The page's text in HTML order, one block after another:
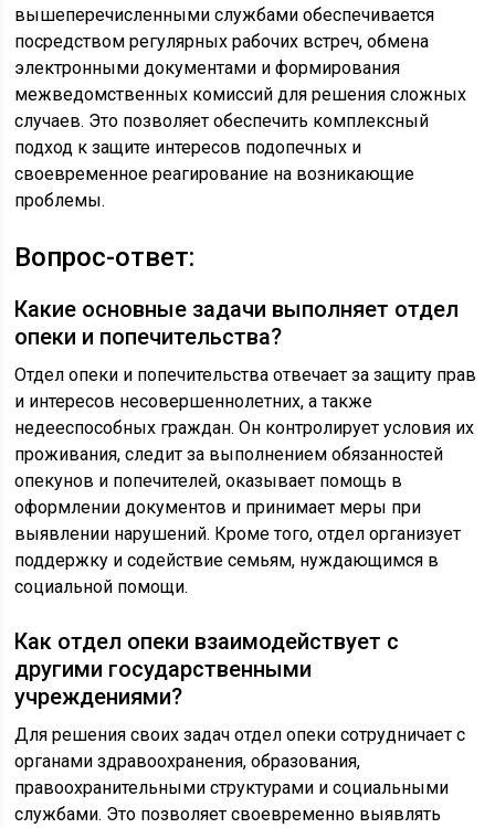
вышеперечисленными службами обеспечивается
посредством регулярных рабочих встреч, обмена
электронными документами и формирования
межведомственных комиссий для решения сложных
случаев. Это позволяет обеспечить комплексный
подход к защите интересов подопечных и
своевременное реагирование на возникающие
проблемы.
Вопрос-ответ:
Какие основные задачи выполняет отдел
опеки и попечительства?
Отдел опеки и попечительства отвечает за защиту прав
и интересов несовершеннолетних, а также
недееспособных граждан. Он контролирует условия их
проживания, следит за выполнением обязанностей
опекунов и попечителей, оказывает помощь в
оформлении документов и принимает меры при
выявлении нарушений. Кроме того, отдел организует
поддержку и содействие семьям, нуждающимся в
социальной помощи.
Как отдел опеки взаимодействует с
другими государственными
учреждениями?
Для решения своих задач отдел опеки сотрудничает с
органами здравоохранения, образования,
правоохранительными структурами и социальными
службами. Это позволяет своевременно выявлять